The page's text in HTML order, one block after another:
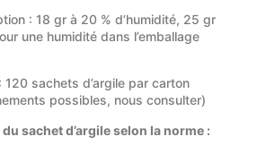
: 18 gr à 20 % d’humidité, 25 gr
une humidité dans l’emballage
120 sachets d’argile par carton
possibles, nous consulter)
sachet d’argile selon la norme :